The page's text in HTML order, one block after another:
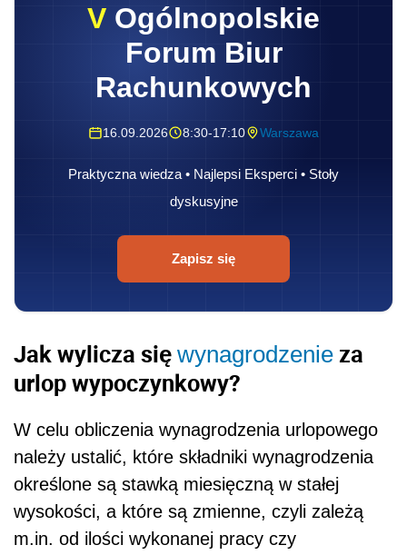
V Ogólnopolskie
Forum Biur
Rachunkowych
16.09.2026 8:30-17:10 Warszawa
Praktyczna wiedza • Najlepsi Eksperci • Stoły
dyskusyjne
Zapisz się
Jak wylicza się wynagrodzenie za
urlop wypoczynkowy?
W celu obliczenia wynagrodzenia urlopowego
należy ustalić, które składniki wynagrodzenia
określone są stawką miesięczną w stałej
wysokości, a które są zmienne, czyli zależą
m.in. od ilości wykonanej pracy czy